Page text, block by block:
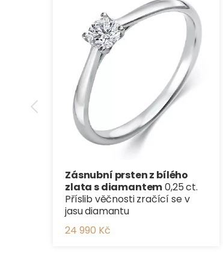
Zásnubní prsten z bílého
zlata s diamantem0,25 ct.
Příslib věčnosti zračící se v
jasu diamantu
24 990 Kč